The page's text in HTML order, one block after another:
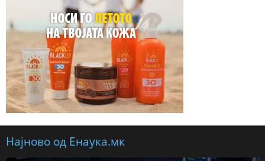
Најново од Енаука.мк